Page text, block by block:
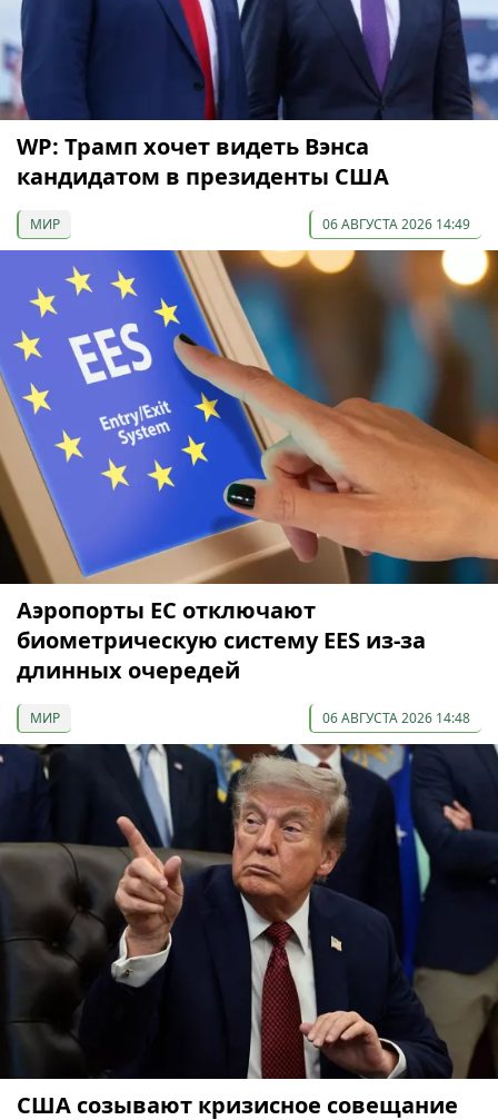
WP: Трамп хочет видеть Вэнса
кандидатом в президенты США
МИР 06 АВГУСТА 2026 14:49
Аэропорты ЕС отключают
биометрическую систему EES из-за
длинных очередей
МИР 06 АВГУСТА 2026 14:48
США созывают кризисное совещание